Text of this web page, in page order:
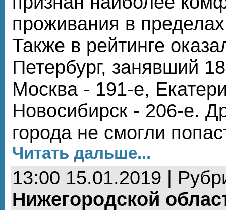
проживания в
Также в рейтинге
Петербург, занявший
Москва - 191-е,
Новосибирск - 206-е.
города не смогли
Читать дальше...
13:00 15.01.2019 |
Нижегородской